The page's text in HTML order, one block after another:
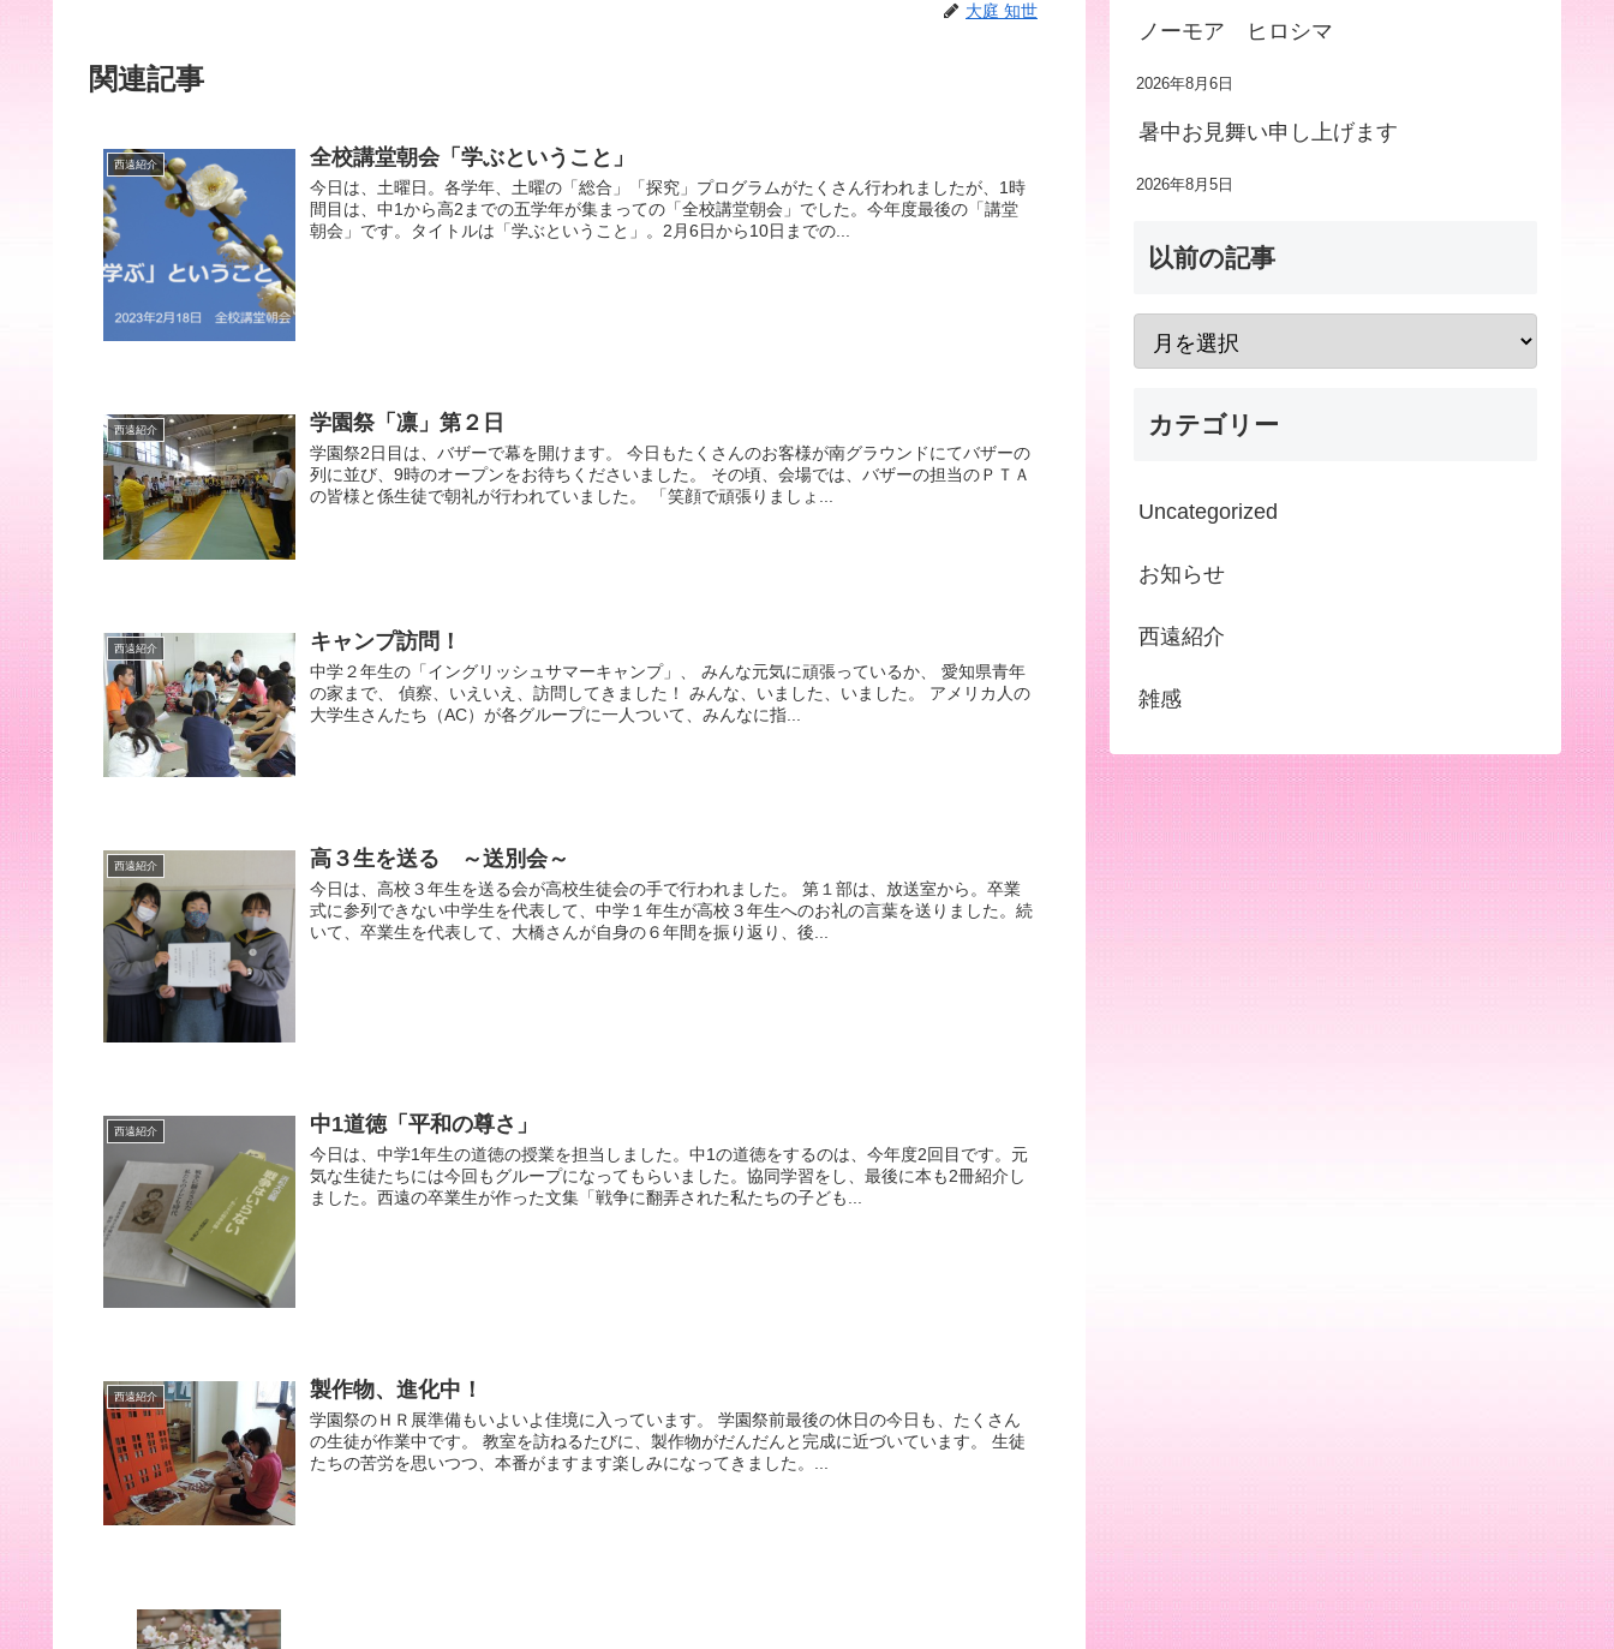
大庭 知世
関連記事
西遠紹介 全校講堂朝会「学ぶということ」
今日は、土曜日。各学年、土曜の「総合」「探究」プログラムがたくさん行われましたが、1時
間目は、中1から高2までの五学年が集まっての「全校講堂朝会」でした。今年度最後の「講堂
朝会」です。タイトルは「学ぶということ」。2月6日から10日までの...
西遠紹介 学園祭「凛」第２日
学園祭2日目は、バザーで幕を開けます。 今日もたくさんのお客様が南グラウンドにてバザーの
列に並び、9時のオープンをお待ちくださいました。 その頃、会場では、バザーの担当のＰＴＡ
の皆様と係生徒で朝礼が行われていました。 「笑顔で頑張りましょ...
西遠紹介 キャンプ訪問！
中学２年生の「イングリッシュサマーキャンプ」、 みんな元気に頑張っているか、 愛知県青年
の家まで、 偵察、いえいえ、訪問してきました！ みんな、いました、いました。 アメリカ人の
大学生さんたち（AC）が各グループに一人ついて、みんなに指...
西遠紹介 高３生を送る ～送別会～
今日は、高校３年生を送る会が高校生徒会の手で行われました。 第１部は、放送室から。卒業
式に参列できない中学生を代表して、中学１年生が高校３年生へのお礼の言葉を送りました。続
いて、卒業生を代表して、大橋さんが自身の６年間を振り返り、後...
西遠紹介 中1道徳「平和の尊さ」
今日は、中学1年生の道徳の授業を担当しました。中1の道徳をするのは、今年度2回目です。元
気な生徒たちには今回もグループになってもらいました。協同学習をし、最後に本も2冊紹介し
ました。西遠の卒業生が作った文集「戦争に翻弄された私たちの子ども...
西遠紹介 製作物、進化中！
学園祭のＨＲ展準備もいよいよ佳境に入っています。 学園祭前最後の休日の今日も、たくさん
の生徒が作業中です。 教室を訪ねるたびに、製作物がだんだんと完成に近づいています。 生徒
たちの苦労を思いつつ、本番がますます楽しみになってきました。...
ノーモア ヒロシマ
2026年8月6日
暑中お見舞い申し上げます
2026年8月5日
以前の記事
カテゴリー
Uncategorized
お知らせ
西遠紹介
雑感